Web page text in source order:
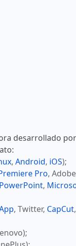
desarrollado
, Android, iOS);
Pro,
,
, Twitter, CapCut